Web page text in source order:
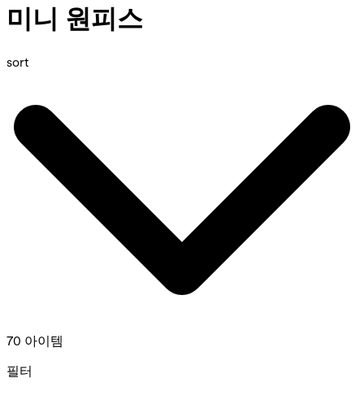
미니 원피스
sort
70 아이템
필터